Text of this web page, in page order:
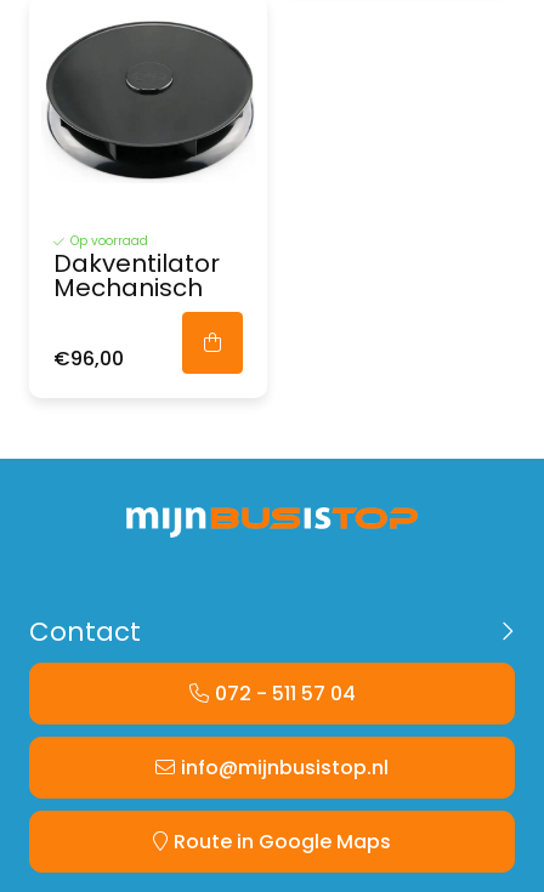
Op voorraad
Dakventilator
Mechanisch
€96,00
Contact
072 - 511 57 04
info@mijnbusistop.nl
Route in Google Maps